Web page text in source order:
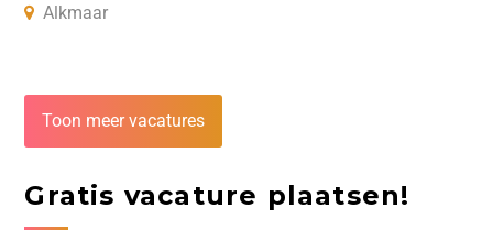
Alkmaar
Toon meer vacatures
Gratis vacature plaatsen!